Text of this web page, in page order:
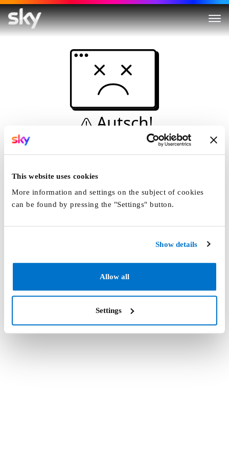
This website uses cookies
More information and settings on the subject of cookies
can be found by pressing the "Settings" button.
Show details
Allow all
Settings
Autsch!
Diese Seite kann nicht